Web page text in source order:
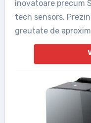
inovatoare precum
tech sensors.
greutate de